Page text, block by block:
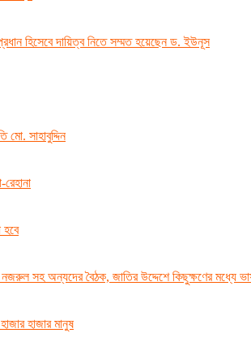
হিসেবে দায়িত্ব নিতে সম্মত হয়েছেন ড. ইউনূস
মো. সাহাবুদ্দিন
নজরুল সহ অন্যদের বৈঠক, জাতির উদ্দেশে কিছুক্ষণের মধ্যে
হাজার মানুষ